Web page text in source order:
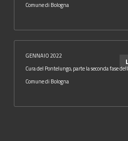
Comune di Bologna
GENNAIO 2022
Cura del Pontelungo, parte la seconda fase
Comune di Bologna